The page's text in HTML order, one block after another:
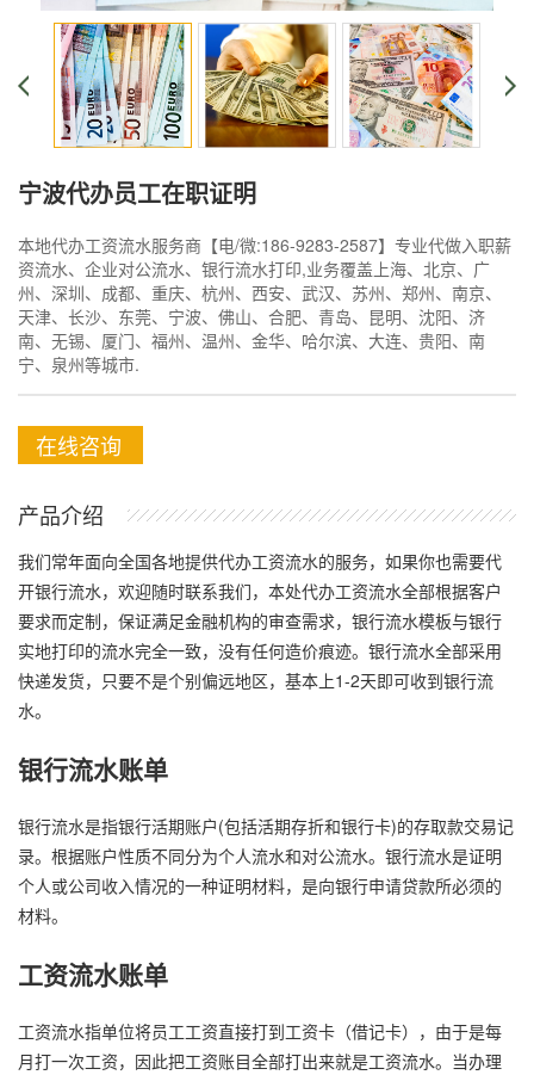
宁波代办员工在职证明
本地代办工资流水服务商【电/微:186-9283-2587】专业代做入职薪
资流水、企业对公流水、银行流水打印,业务覆盖上海、北京、广
州、深圳、成都、重庆、杭州、西安、武汉、苏州、郑州、南京、
天津、长沙、东莞、宁波、佛山、合肥、青岛、昆明、沈阳、济
南、无锡、厦门、福州、温州、金华、哈尔滨、大连、贵阳、南
宁、泉州等城市.
在线咨询
产品介绍
我们常年面向全国各地提供代办工资流水的服务，如果你也需要代
开银行流水，欢迎随时联系我们，本处代办工资流水全部根据客户
要求而定制，保证满足金融机构的审查需求，银行流水模板与银行
实地打印的流水完全一致，没有任何造价痕迹。银行流水全部采用
快递发货，只要不是个别偏远地区，基本上1-2天即可收到银行流
水。
银行流水账单
银行流水是指银行活期账户(包括活期存折和银行卡)的存取款交易记
录。根据账户性质不同分为个人流水和对公流水。银行流水是证明
个人或公司收入情况的一种证明材料，是向银行申请贷款所必须的
材料。
工资流水账单
工资流水指单位将员工工资直接打到工资卡（借记卡），由于是每
月打一次工资，因此把工资账目全部打出来就是工资流水。当办理